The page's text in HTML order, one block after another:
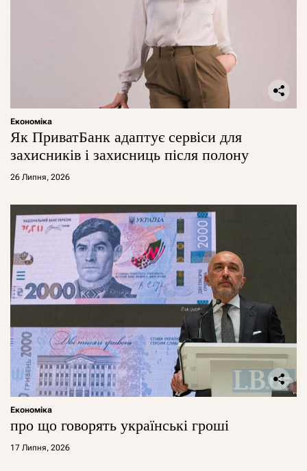
Економіка
Як ПриватБанк адаптує сервіси для
захисників і захисниць після полону
26 Липня, 2026
Економіка
про що говорять українські гроші
17 Липня, 2026